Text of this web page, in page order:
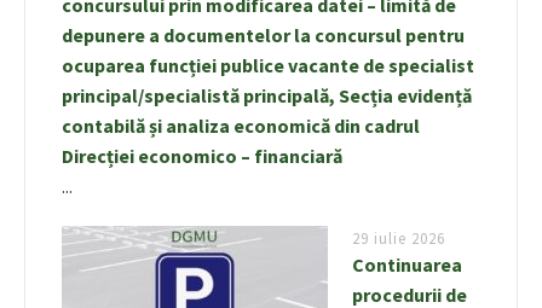
depunere a documentelor la concursul pentru
ocuparea funcției publice vacante de specialist
principal/specialistă principală, Secția evidență
contabilă și analiza economică din cadrul
Direcției economico – financiară
...
29 iulie 2026
Continuarea
procedurii de